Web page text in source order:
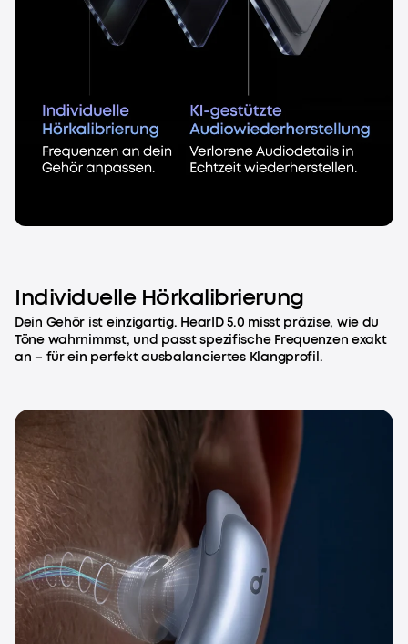
Individuelle Hörkalibrierung
Dein Gehör ist einzigartig. HearID 5.0 misst präzise, wie du
Töne wahrnimmst, und passt spezifische Frequenzen exakt
an – für ein perfekt ausbalanciertes Klangprofil.